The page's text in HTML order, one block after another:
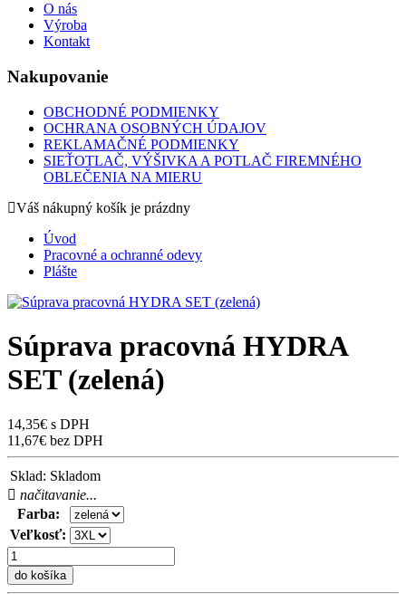
O nás
Výroba
Kontakt
Nakupovanie
OBCHODNÉ PODMIENKY
OCHRANA OSOBNÝCH ÚDAJOV
REKLAMAČNÉ PODMIENKY
SIEŤOTLAČ, VÝŠIVKA A POTLAČ FIREMNÉHO
OBLEČENIA NA MIERU
Váš nákupný košík je prázdny
Úvod
Pracovné a ochranné odevy
Plášte
Súprava pracovná HYDRA
SET (zelená)
14,35€ s DPH
11,67€ bez DPH
Sklad: Skladom
načitavanie...
Farba:
Veľkosť:
do košíka